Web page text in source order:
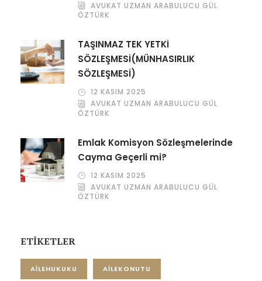
AVUKAT UZMAN ARABULUCU GÜL
ÖZTÜRK
TAŞINMAZ TEK YETKİ
SÖZLEŞMESİ(MÜNHASIRLIK
SÖZLEŞMESİ)
12 KASIM 2025
AVUKAT UZMAN ARABULUCU GÜL
ÖZTÜRK
Emlak Komisyon Sözleşmelerinde
Cayma Geçerli mi?
12 KASIM 2025
AVUKAT UZMAN ARABULUCU GÜL
ÖZTÜRK
ETİKETLER
AILEHUKUKU AILEKONUTU